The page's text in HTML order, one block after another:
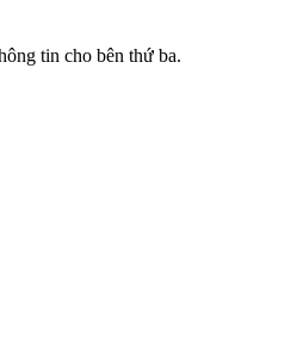
tin cho bên thứ ba.